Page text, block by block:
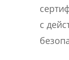
с